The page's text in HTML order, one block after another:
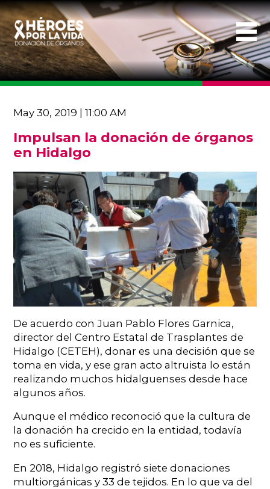
May 30, 2019 | 11:00 AM
Impulsan la donación de órganos
en Hidalgo
De acuerdo con Juan Pablo Flores Garnica,
director del Centro Estatal de Trasplantes de
Hidalgo (CETEH), donar es una decisión que se
toma en vida, y ese gran acto altruista lo están
realizando muchos hidalguenses desde hace
algunos años.
Aunque el médico reconoció que la cultura de
la donación ha crecido en la entidad, todavía
no es suficiente.
En 2018, Hidalgo registró siete donaciones
multiorgánicas y 33 de tejidos. En lo que va del